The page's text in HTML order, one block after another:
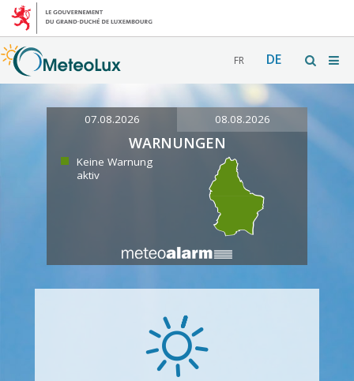
FR DE
07.08.2026 08.08.2026
WARNUNGEN
Keine Warnung
aktiv